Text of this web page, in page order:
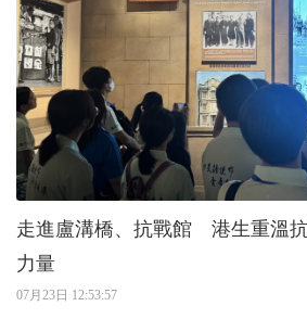
走進盧溝橋、抗戰館 港生重溫
力量
07月23日 12:53:57